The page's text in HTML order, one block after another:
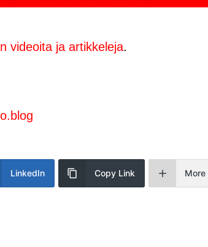
videoita ja artikkeleja.
LinkedIn Copy Link More